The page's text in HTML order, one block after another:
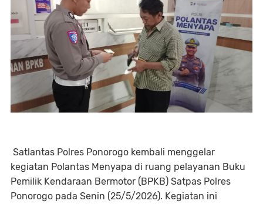
Satlantas Polres Ponorogo kembali menggelar
kegiatan Polantas Menyapa di ruang pelayanan Buku
Pemilik Kendaraan Bermotor (BPKB) Satpas Polres
Ponorogo pada Senin (25/5/2026). Kegiatan ini